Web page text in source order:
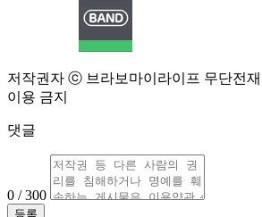
저작권자 ⓒ 브라보마이라이프 무단전
이용 금지
댓글
0 / 300